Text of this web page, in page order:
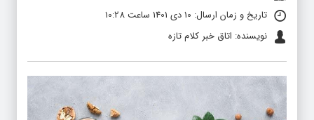
تاریخ و زمان ارسال: 10 دی 1401 ساعت 10:28
نویسنده: اتاق خبر کلام تازه